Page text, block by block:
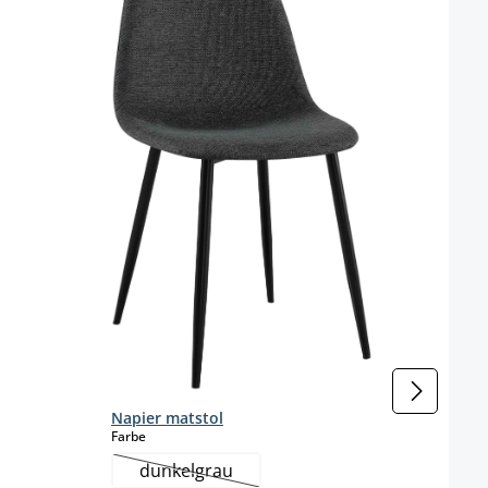
Napier matstol
Farbeselect
dunkelgrau(Det här alternativet är för närvarande